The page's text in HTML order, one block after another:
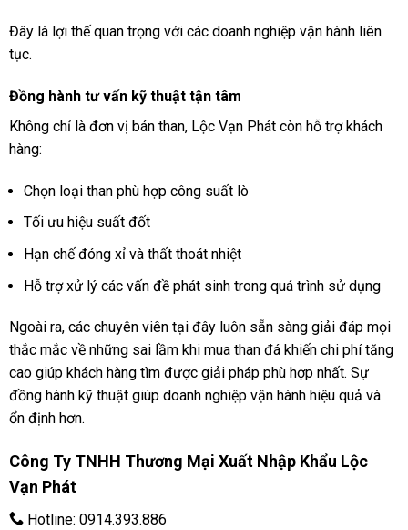
Đây là lợi thế quan trọng với các doanh nghiệp vận hành liên
tục.
Đồng hành tư vấn kỹ thuật tận tâm
Không chỉ là đơn vị bán than, Lộc Vạn Phát còn hỗ trợ khách
hàng:
Chọn loại than phù hợp công suất lò
Tối ưu hiệu suất đốt
Hạn chế đóng xỉ và thất thoát nhiệt
Hỗ trợ xử lý các vấn đề phát sinh trong quá trình sử dụng
Ngoài ra, các chuyên viên tại đây luôn sẵn sàng giải đáp mọi
thắc mắc về những sai lầm khi mua than đá khiến chi phí tăng
cao giúp khách hàng tìm được giải pháp phù hợp nhất. Sự
đồng hành kỹ thuật giúp doanh nghiệp vận hành hiệu quả và
ổn định hơn.
Công Ty TNHH Thương Mại Xuất Nhập Khẩu Lộc
Vạn Phát
Hotline: 0914.393.886